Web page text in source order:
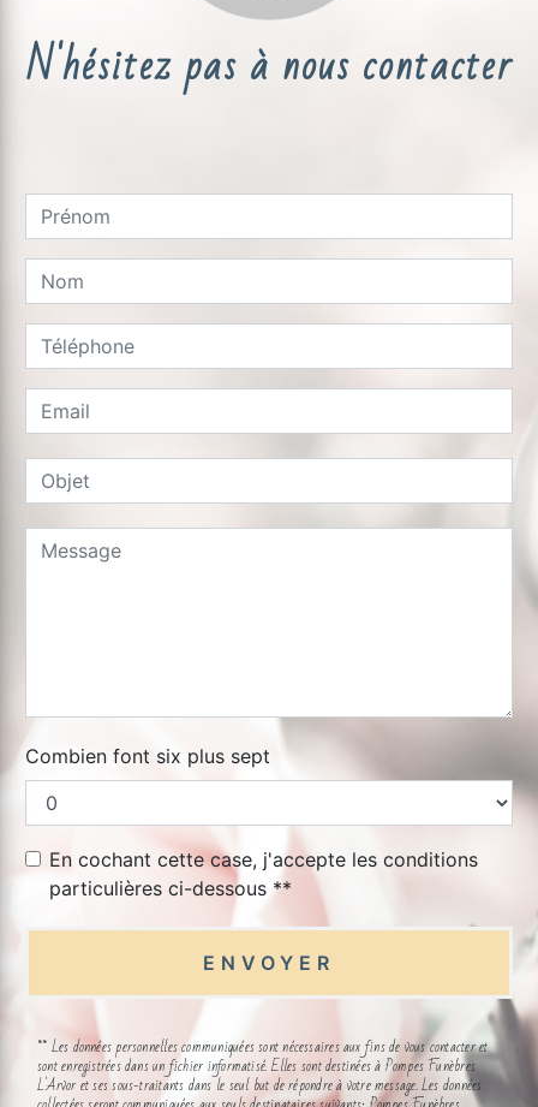
N'hésitez pas à nous contacter
Combien font six plus sept
En cochant cette case, j'accepte les conditions
particulières ci-dessous **
ENVOYER
** Les données personnelles communiquées sont nécessaires aux fins de vous contacter et
sont enregistrées dans un fichier informatisé. Elles sont destinées à Pompes Funèbres
L'Arvor et ses sous-traitants dans le seul but de répondre à votre message. Les données